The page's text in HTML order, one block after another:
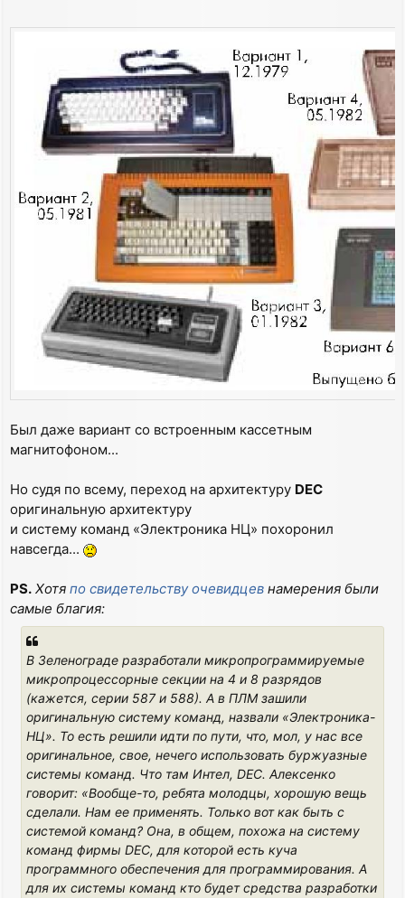
Был даже вариант со встроенным кассетным
магнитофоном...
Но судя по всему, переход на архитектуру DEC
оригинальную архитектуру
и систему команд «Электроника НЦ» похоронил
навсегда...
PS. Хотя по свидетельству очевидцев намерения были
самые благия:
В Зеленограде разработали микропрограммируемые
микропроцессорные секции на 4 и 8 разрядов
(кажется, серии 587 и 588). А в ПЛМ зашили
оригинальную систему команд, назвали «Электроника-
НЦ». То есть решили идти по пути, что, мол, у нас все
оригинальное, свое, нечего использовать буржуазные
системы команд. Что там Интел, DEC. Алексенко
говорит: «Вообще-то, ребята молодцы, хорошую вещь
сделали. Нам ее применять. Только вот как быть с
системой команд? Она, в общем, похожа на систему
команд фирмы DEC, для которой есть куча
программного обеспечения для программирования. А
для их системы команд кто будет средства разработки